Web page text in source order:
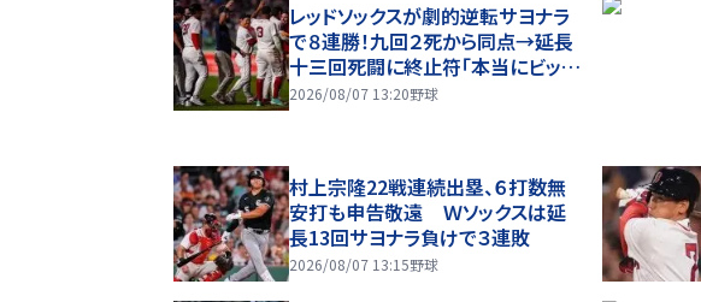
レッドソックスが劇的逆転サヨナラ
で８連勝！九回２死から同点→延長
十三回死闘に終止符「本当にビッグ
ゲーム」吉田正尚も奮闘２安打１打
2026/08/07 13:20野球
村上宗隆22戦連続出塁、６打数無
安打も申告敬遠 Ｗソックスは延
長13回サヨナラ負けで３連敗
2026/08/07 13:15野球